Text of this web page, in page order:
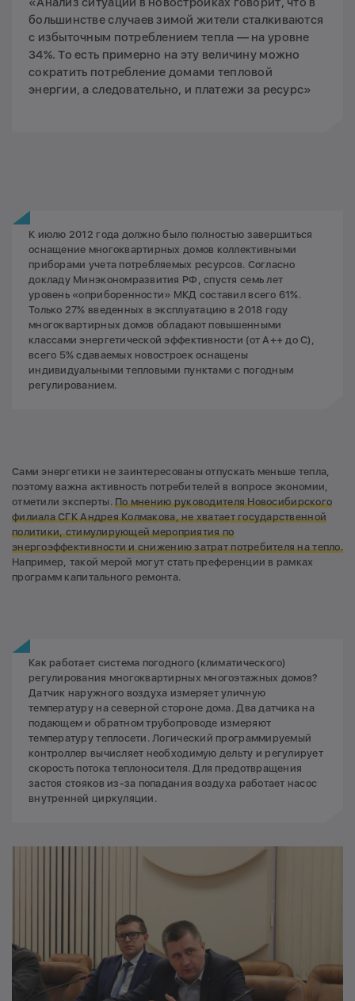
большинстве случаев зимой жители сталкиваются
с избыточным потреблением тепла — на уровне
34%. То есть примерно на эту величину можно
сократить потребление домами тепловой
энергии, а следовательно, и платежи за ресурс»
К июлю 2012 года должно было полностью завершиться
оснащение многоквартирных домов коллективными
приборами учета потребляемых ресурсов. Согласно
докладу Минэкономразвития РФ, спустя семь лет
уровень «оприборенности» МКД составил всего 61%.
Только 27% введенных в эксплуатацию в 2018 году
многоквартирных домов обладают повышенными
классами энергетической̆ эффективности (от А++ до С),
всего 5% сдаваемых новостроек оснащены
индивидуальными тепловыми пунктами с погодным
регулированием.
Сами энергетики не заинтересованы отпускать меньше тепла,
поэтому важна активность потребителей в вопросе экономии,
отметили эксперты.По мнению руководителя Новосибирского
филиала СГК Андрея Колмакова, не хватает государственной
политики, стимулирующей мероприятия по
энергоэффективности и снижению затрат потребителя на тепло.
Например, такой мерой могут стать преференции в рамках
программ капитального ремонта.
Как работает система погодного (климатического)
регулирования многоквартирных многоэтажных домов?
Датчик наружного воздуха измеряет уличную
температуру на северной стороне дома. Два датчика на
подающем и обратном трубопроводе измеряют
температуру теплосети. Логический программируемый
контроллер вычисляет необходимую дельту и регулирует
скорость потока теплоносителя. Для предотвращения
застоя стояков из-за попадания воздуха работает насос
внутренней циркуляции.